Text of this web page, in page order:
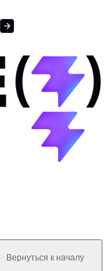
Вернуться к началу